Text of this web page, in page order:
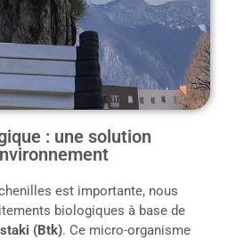
: une solution
est importante, nous
biologiques à base de
(Btk). Ce micro-organisme